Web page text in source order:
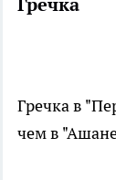
Гречка
Гречка в
чем в